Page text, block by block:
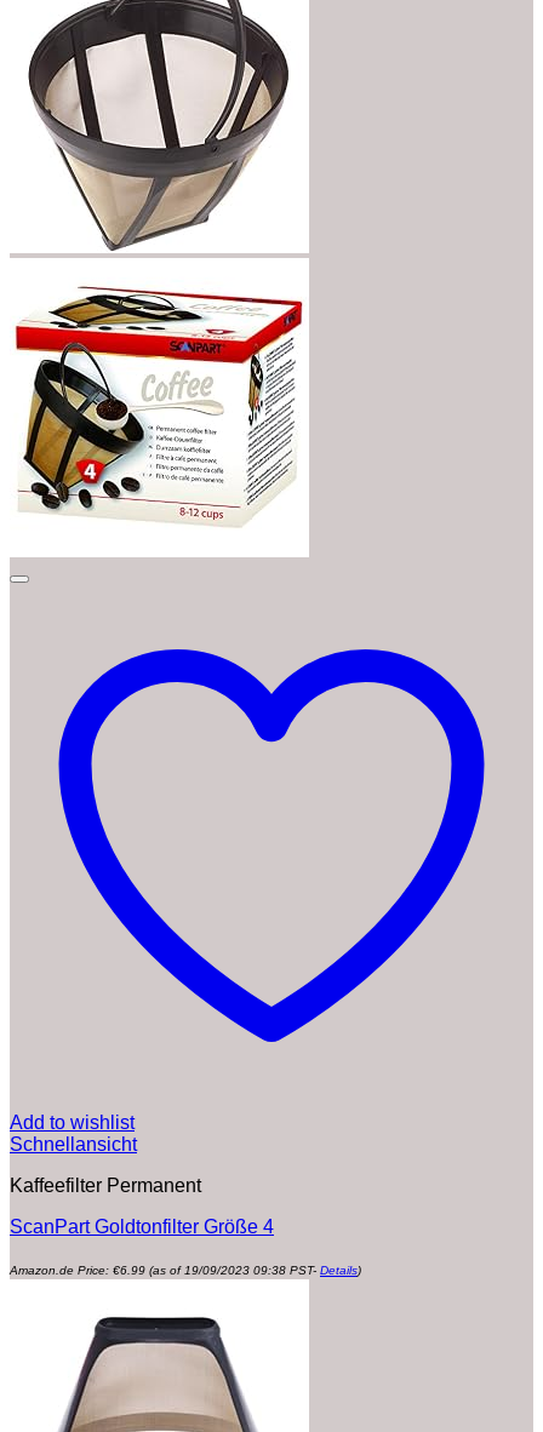
Add to wishlist
Schnellansicht
Kaffeefilter Permanent
ScanPart Goldtonfilter Größe 4
Amazon.de Price: €6.99 (as of 19/09/2023 09:38 PST- Details)